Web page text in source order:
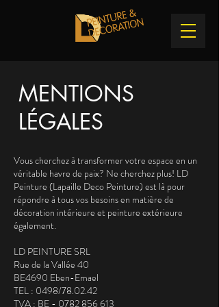
MENTIONS
LÉGALES
Vous cherchez à transformer votre espace en un
véritable havre de paix? Ne cherchez plus! LD
Peinture (Lapaille Deco Peinture) est là pour
répondre à tous vos besoins en matière de
décoration intérieure et peinture extérieure
également.
LD PEINTURE SRL
Rue de la Vallée 40
BE4690 Eben-Emael
TEL : 0498/78.02.42
TVA : BE - 0782 856 613